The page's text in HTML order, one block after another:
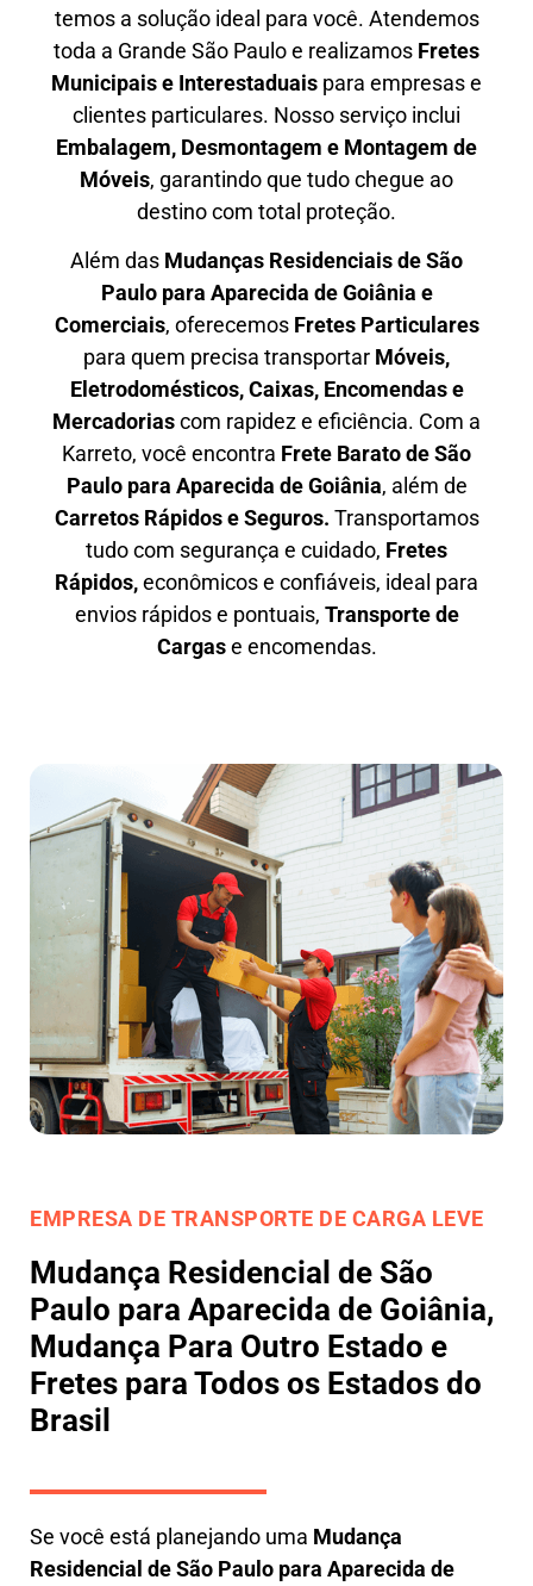
temos a solução ideal para você. Atendemos
toda a Grande São Pauloe realizamos Fretes
Municipais e Interestaduais para empresas e
clientes particulares. Nosso serviço inclui
Embalagem, Desmontagem e Montagem de
Móveis, garantindo que tudo chegue ao
destino com total proteção.
Além das Mudanças Residenciais de São
Paulo para Aparecida de Goiânia e
Comerciais, oferecemos Fretes Particulares
para quem precisa transportar Móveis,
Eletrodomésticos, Caixas, Encomendas e
Mercadoriascom rapidez e eficiência. Com a
Karreto, você encontra Frete Baratode São
Paulo para Aparecida de Goiânia, além de
Carretos Rápidos e Seguros. Transportamos
tudo com segurança e cuidado, Fretes
Rápidos,econômicos e confiáveis, ideal para
envios rápidos e pontuais, Transporte de
Cargase encomendas.
EMPRESA DE TRANSPORTE DE CARGA LEVE
Mudança Residencial de São
Paulo para Aparecida de Goiânia,
Mudança Para Outro Estado e
Fretes para Todos os Estados do
Brasil
Se você está planejando uma Mudança
Residencial de São Paulo para Aparecida de